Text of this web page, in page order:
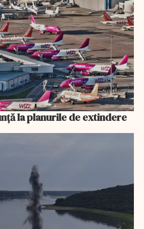
la planurile de extindere